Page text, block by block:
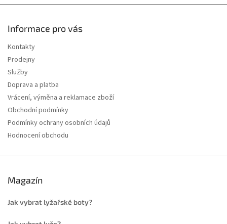
Informace pro vás
Kontakty
Prodejny
Služby
Doprava a platba
Vrácení, výměna a reklamace zboží
Obchodní podmínky
Podmínky ochrany osobních údajů
Hodnocení obchodu
Magazín
Jak vybrat lyžařské boty?